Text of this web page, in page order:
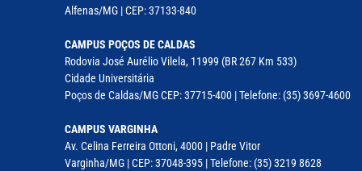
Alfenas/MG | CEP: 37133-840
CAMPUS POÇOS DE CALDAS
Rodovia José Aurélio Vilela, 11999 (BR 267 Km 533)
Cidade Universitária
Poços de Caldas/MG CEP: 37715-400 | Telefone: (35) 3697-4600
CAMPUS VARGINHA
Av. Celina Ferreira Ottoni, 4000 | Padre Vitor
Varginha/MG | CEP: 37048-395 | Telefone: (35) 3219 8628